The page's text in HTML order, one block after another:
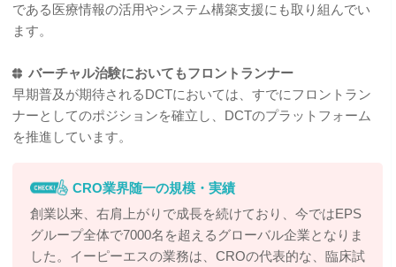
である医療情報の活用やシステム構築支援にも取り組んでい
ます。
バーチャル治験においてもフロントランナー
早期普及が期待されるDCTにおいては、すでにフロントラン
ナーとしてのポジションを確立し、DCTのプラットフォーム
を推進しています。
CRO業界随一の規模・実績
創業以来、右肩上がりで成長を続けており、今ではEPS
グループ全体で7000名を超えるグローバル企業となりま
した。イーピーエスの業務は、CROの代表的な、臨床試